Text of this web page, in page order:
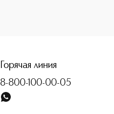
Горячая линия
8-800-100-00-05